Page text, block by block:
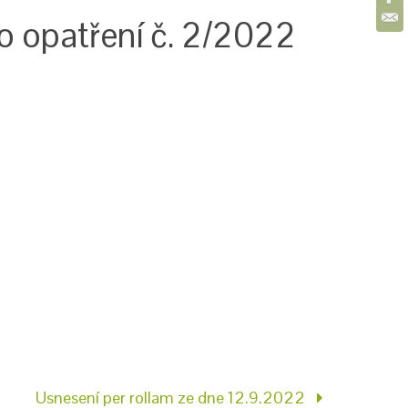
opatření č. 2/2022
Usnesení per rollam ze dne 12.9.2022